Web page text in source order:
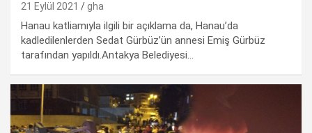
21 Eylül 2021 gha
Hanau katliamıyla ilgili bir açıklama da, Hanau’da
kadledilenlerden Sedat Gürbüz’ün annesi Emiş Gürbüz
tarafından yapıldı.Antakya Belediyesi…